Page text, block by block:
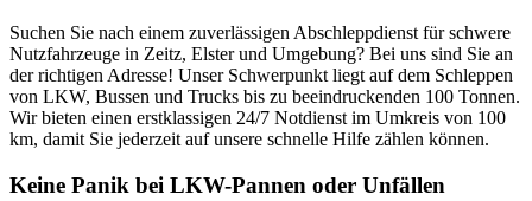
Suchen Sie nach einem zuverlässigen Abschleppdienst für schwere
Nutzfahrzeuge in Zeitz, Elster und Umgebung? Bei uns sind Sie an
der richtigen Adresse! Unser Schwerpunkt liegt auf dem Schleppen
von LKW, Bussen und Trucks bis zu beeindruckenden 100 Tonnen.
Wir bieten einen erstklassigen 24/7 Notdienst im Umkreis von 100
km, damit Sie jederzeit auf unsere schnelle Hilfe zählen können.
Keine Panik bei LKW-Pannen oder Unfällen